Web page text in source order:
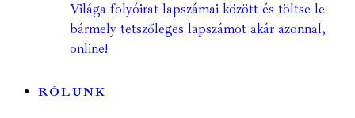
Világa folyóirat lapszámai között és töltse le
bármely tetszőleges lapszámot akár azonnal,
online!
RÓLUNK